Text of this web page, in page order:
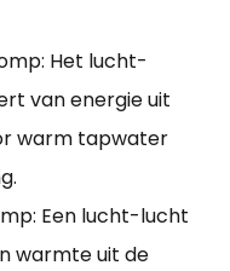
Het lucht-
van energie uit
warm tapwater
Een lucht-lucht
warmte uit de